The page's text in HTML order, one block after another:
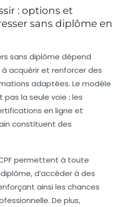
: options et
sans diplôme en
sans diplôme dépend
acquérir et renforcer des
adaptées. Le modèle
pas la seule voie ; les
en ligne et
constituent des
permettent à toute
d’accéder à des
ainsi les chances
De plus,